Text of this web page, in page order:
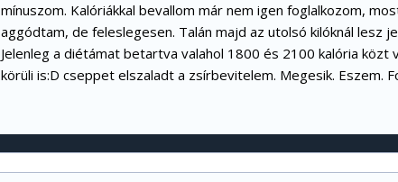
mínuszom. Kalóriákkal bevallom már nem igen foglalkozom,
aggódtam, de feleslegesen. Talán majd az utolsó kilóknál lesz
Jelenleg a diétámat betartva valahol 1800 és 2100 kalória közt
körüli is:D cseppet elszaladt a zsírbevitelem. Megesik. Eszem.